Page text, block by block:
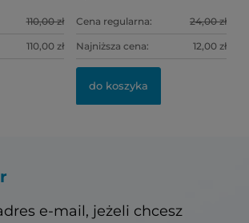
110,00 zł
110,00 zł
Cena regularna: 24,00 zł
Najniższa cena: 12,00 zł
do koszyka
e-mail, jeżeli chcesz